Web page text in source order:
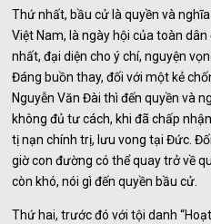
Thứ nhất, bầu cử là quyền và
Việt Nam, là ngày hội của toàn
nhất, đại diện cho ý chí, nguyện
Đáng buồn thay, đối với một kẻ
Nguyễn Văn Đài thì đến quyền và
không đủ tư cách, khi đã chấp
tị nạn chính trị, lưu vong tại Đức.
giờ con đường có thể quay trở về
còn khó, nói gì đến quyền bầu cử.
Thứ hai, trước đó với tội danh